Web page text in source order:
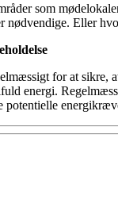
som
Eller
for at
energi.